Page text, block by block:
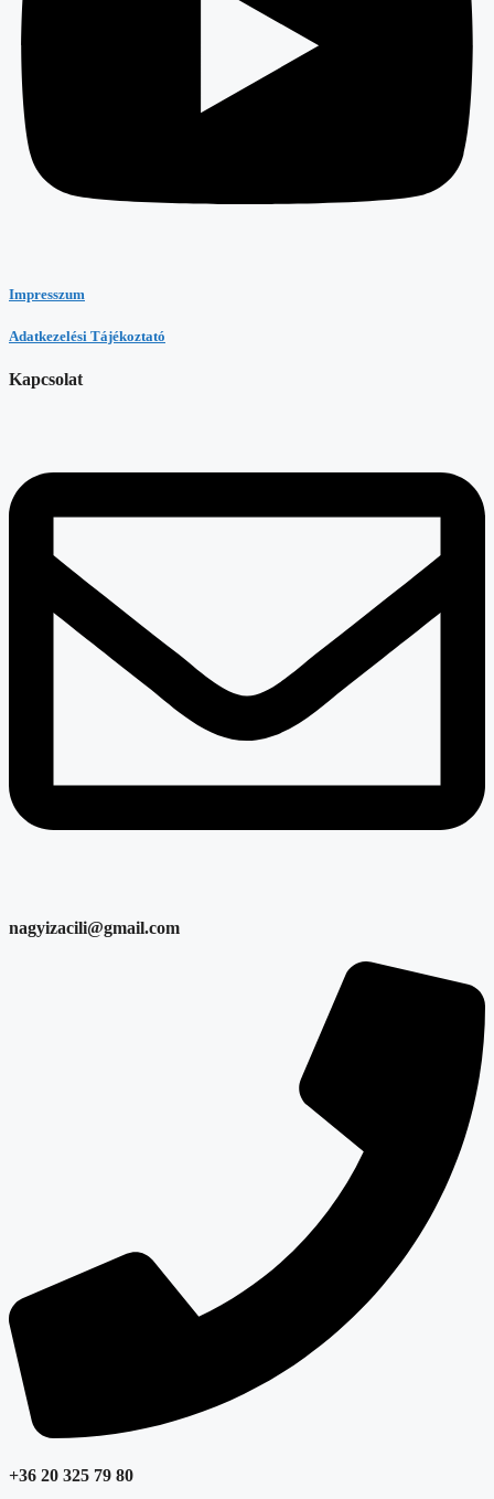
Impresszum
Adatkezelési Tájékoztató
Kapcsolat
nagyizacili@gmail.com
+36 20 325 79 80